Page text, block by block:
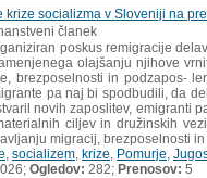
socializma v Sloveniji na
članek
poskus remigracije
olajšanju njihove
brezposelnosti in podzapos-
pa naj bi spodbudili, da
novih zaposlitev, emigranti
ciljev in družinskih
migracij, brezposelnosti
socializem krize Pomurje
Ogledov: 282; Prenosov: 5